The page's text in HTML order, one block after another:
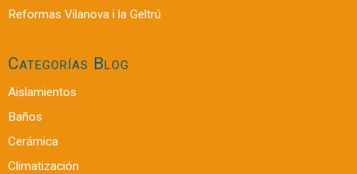
Reformas Vilanova i la Geltrú
Categorías Blog
Aislamientos
Baños
Cerámica
Climatización